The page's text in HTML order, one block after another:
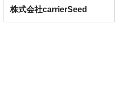
株式会社carrierSeed